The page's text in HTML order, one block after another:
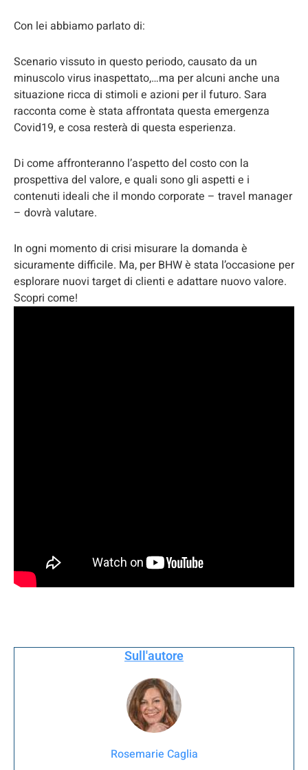
Con lei abbiamo parlato di:
Scenario vissuto in questo periodo, causato da un
minuscolo virus inaspettato,…ma per alcuni anche una
situazione ricca di stimoli e azioni per il futuro. Sara
racconta come è stata affrontata questa emergenza
Covid19, e cosa resterà di questa esperienza.
Di come affronteranno l’aspetto del costo con la
prospettiva del valore, e quali sono gli aspetti e i
contenuti ideali che il mondo corporate – travel manager
– dovrà valutare.
In ogni momento di crisi misurare la domanda è
sicuramente difficile. Ma, per BHW è stata l’occasione per
esplorare nuovi target di clienti e adattare nuovo valore.
Scopri come!
Sull'autore
Rosemarie Caglia